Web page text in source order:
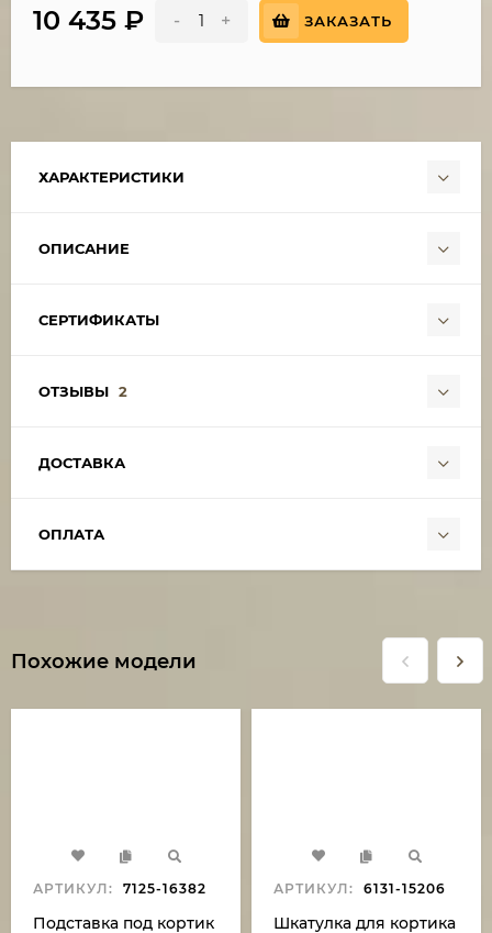
10 435 ₽ - + ЗАКАЗАТЬ
ХАРАКТЕРИСТИКИ
ОПИСАНИЕ
СЕРТИФИКАТЫ
ОТЗЫВЫ 2
ДОСТАВКА
ОПЛАТА
Похожие модели
АРТИКУЛ: 7125-16382
Подставка под кортик
АРТИКУЛ: 6131-15206
Шкатулка для кортика